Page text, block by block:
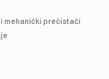
mehanički prečistači